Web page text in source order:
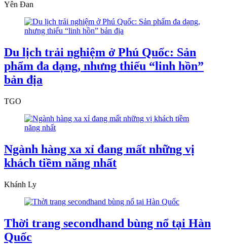
Yên Đan
Du lịch trải nghiệm ở Phú Quốc: Sản
phẩm đa dạng, nhưng thiếu “linh hồn”
bản địa
TGO
Ngành hàng xa xỉ đang mất những vị
khách tiềm năng nhất
Khánh Ly
Thời trang secondhand bùng nổ tại Hàn
Quốc